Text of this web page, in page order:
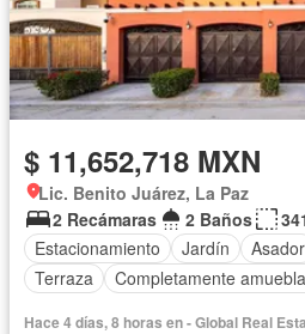
$ 11,652,718 MXN
Lic. Benito Juárez, La Paz
2 Recámaras
2 Baños
Estacionamiento
Jardín Asador
Terraza
Completamente
Hace 4 días, 8 horas en - Global Real